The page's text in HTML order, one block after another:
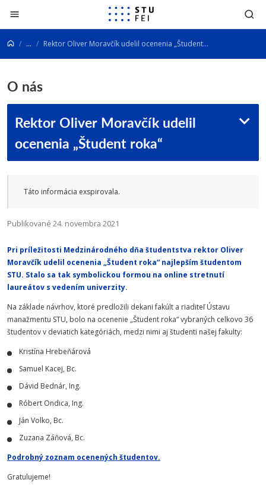
Prejsť na obsah
... Rektor Oliver Moravčík udelil ocenenia „Študent roka“
O nás
Rektor Oliver Moravčík udelil
ocenenia „Študent roka“
Táto informácia exspirovala.
Publikované 24. novembra 2021
Pri príležitosti Medzinárodného dňa študentstva rektor Oliver
Moravčík udelil ocenenia „Študent roka“ najlepším študentom
STU. Stalo sa tak symbolickou formou na online stretnutí
laureátov s vedením univerzity.
Na základe návrhov, ktoré predložili dekani fakúlt a riaditeľ Ústavu
manažmentu STU, bolo na ocenenie „Študent roka“ vybraných celkovo 36
študentov v deviatich kategóriách, medzi nimi aj študenti našej fakulty:
Kristína Hrebeňárová
Samuel Kacej, Bc.
Dávid Bednár, Ing.
Róbert Ondica, Ing.
Ján Volko, Bc.
Zuzana Záňová, Bc.
Podrobný zoznam ocenených študentov.
Gratulujeme!